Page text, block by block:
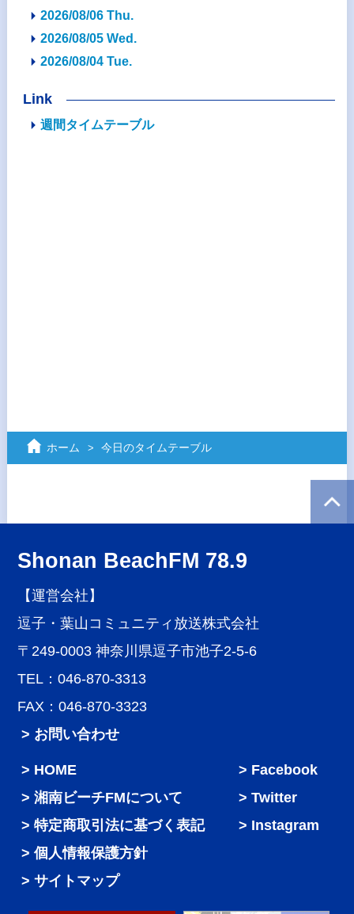
2026/08/06 Thu.
2026/08/05 Wed.
2026/08/04 Tue.
Link
週間タイムテーブル
ホーム 今日のタイムテーブル
Shonan BeachFM 78.9
【運営会社】
逗子・葉山コミュニティ放送株式会社
〒249-0003 神奈川県逗子市池子2-5-6
TEL：046-870-3313
FAX：046-870-3323
> お問い合わせ
HOME
湘南ビーチFMについて
特定商取引法に基づく表記
個人情報保護方針
サイトマップ
Facebook
Twitter
Instagram